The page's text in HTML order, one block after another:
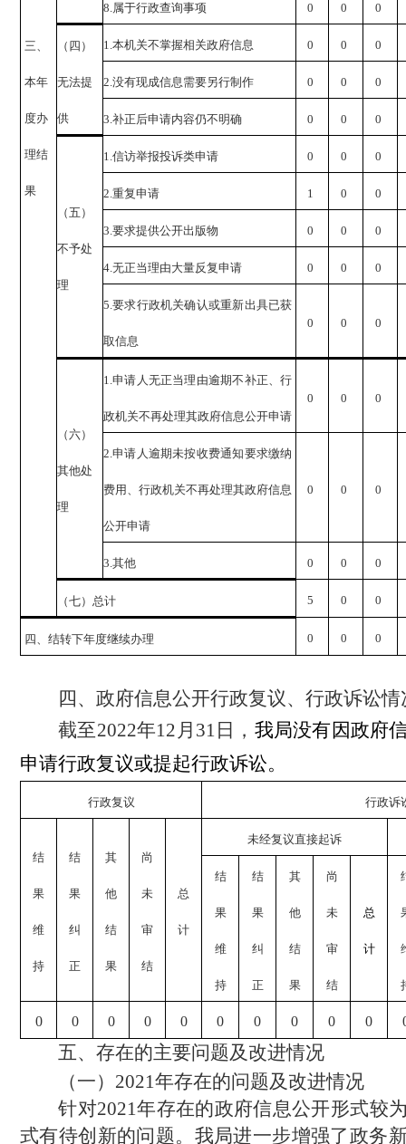
三、
本年
度办
理结
果
8.属于行政查询事项 0 0 0
（四）
无法提
供
1.本机关不掌握相关政府信息 0 0 0
2.没有现成信息需要另行制作 0 0 0
3.补正后申请内容仍不明确 0 0 0
（五）
不予处
理
1.信访举报投诉类申请 0 0 0
2.重复申请 1 0 0
3.要求提供公开出版物 0 0 0
4.无正当理由大量反复申请 0 0 0
5.要求行政机关确认或重新出具已获
取信息
0 0 0
（六）
其他处
理
1.申请人无正当理由逾期不补正、行
政机关不再处理其政府信息公开申请
0 0 0
2.申请人逾期未按收费通知要求缴纳
费用、行政机关不再处理其政府信息
公开申请
0 0 0
3.其他 0 0 0
（七）总计 5 0 0
四、结转下年度继续办理 0 0 0
四、政府信息公开行政复议、行政诉讼情
截至2022年12 月 31 日， 我局没有因政府
申请行政复议或提起行政诉讼。
行政复议 行政诉
结
果
维
持
结
果
纠
正
其
他
结
果
尚
未
审
结
总
计
未经复议直接起诉
结
果
维
持
结
果
纠
正
其
他
结
果
尚
未
审
结
总
计
0 0 0 0 0 0 0 0 0 0
五、存在的主要问题及改进情况
（一）2021年存在的问题及改进情况
针对2021年存在的政府信息公开形式较
式有待创新的问题。我局进一步增强了政务